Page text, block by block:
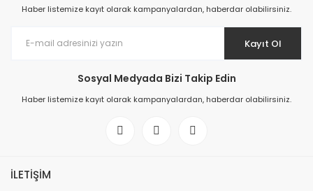
Haber listemize kayıt olarak kampanyalardan, haberdar olabilirsiniz.
Kayıt Ol
Sosyal Medyada Bizi Takip Edin
Haber listemize kayıt olarak kampanyalardan, haberdar olabilirsiniz.
İLETİŞİM